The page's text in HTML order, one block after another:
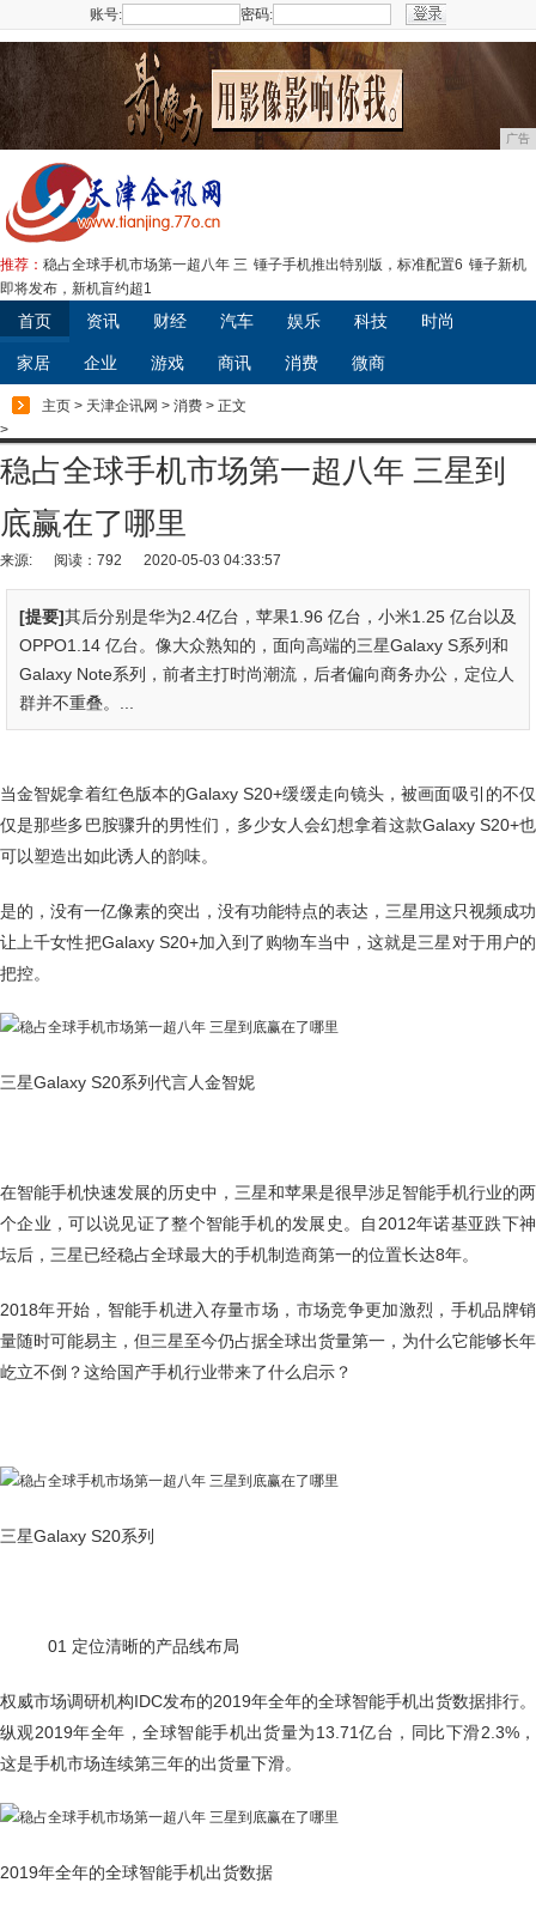
账号: 密码:
广告
推荐： 稳占全球手机市场第一超八年 三 锤子手机推出特别版，标准配置6 锤子新机
即将发布，新机盲约超1
首页 资讯 财经 汽车 娱乐 科技 时尚
家居 企业 游戏 商讯 消费 微商
主页 > 天津企讯网 > 消费 > 正文
>
稳占全球手机市场第一超八年 三星到
底赢在了哪里
来源: 阅读：792 2020-05-03 04:33:57
[提要]其后分别是华为2.4亿台，苹果1.96 亿台，小米1.25 亿台以及
OPPO1.14 亿台。像大众熟知的，面向高端的三星Galaxy S系列和
Galaxy Note系列，前者主打时尚潮流，后者偏向商务办公，定位人
群并不重叠。...
当金智妮拿着红色版本的Galaxy S20+缓缓走向镜头，被画面吸引的不仅
仅是那些多巴胺骤升的男性们，多少女人会幻想拿着这款Galaxy S20+也
可以塑造出如此诱人的韵味。
是的，没有一亿像素的突出，没有功能特点的表达，三星用这只视频成功
让上千女性把Galaxy S20+加入到了购物车当中，这就是三星对于用户的
把控。
三星Galaxy S20系列代言人金智妮
在智能手机快速发展的历史中，三星和苹果是很早涉足智能手机行业的两
个企业，可以说见证了整个智能手机的发展史。自2012年诺基亚跌下神
坛后，三星已经稳占全球最大的手机制造商第一的位置长达8年。
2018年开始，智能手机进入存量市场，市场竞争更加激烈，手机品牌销
量随时可能易主，但三星至今仍占据全球出货量第一，为什么它能够长年
屹立不倒？这给国产手机行业带来了什么启示？
三星Galaxy S20系列
01 定位清晰的产品线布局
权威市场调研机构IDC发布的2019年全年的全球智能手机出货数据排行。
纵观2019年全年，全球智能手机出货量为13.71亿台，同比下滑2.3%，
这是手机市场连续第三年的出货量下滑。
2019年全年的全球智能手机出货数据